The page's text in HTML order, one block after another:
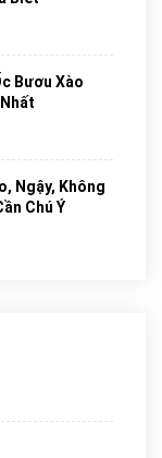
Bươu Xào
Ngậy, Không
Chú Ý